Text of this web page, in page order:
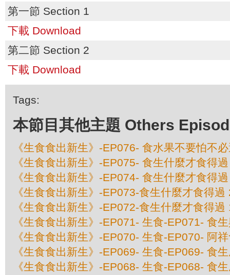
第一節 Section 1
下載 Download
第二節 Section 2
下載 Download
Tags:
本節目其他主題 Others
《生食食出新生》-EP076- 食水果不要怕不
《生食食出新生》-EP075- 食生什麼才食得
《生食食出新生》-EP074- 食生什麼才食得
《生食食出新生》-EP073-食生什麼才食得
《生食食出新生》-EP072-食生什麼才食得
《生食食出新生》-EP071- 生食-EP071- 食
《生食食出新生》-EP070- 生食-EP070- 阿
《生食食出新生》-EP069- 生食-EP069- 食
《生食食出新生》-EP068- 生食-EP068- 食